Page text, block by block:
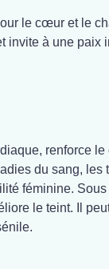
le cœur et le
invite à une paix
renforce
du sang, les
féminine.
le teint. Il